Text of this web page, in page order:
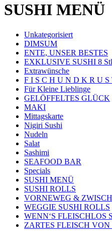
SUSHI MENÜ
Unkategorisiert
DIMSUM
ENTE, UNSER BESTES
EXKLUSIVE SUSHI 8
Extrawünsche
F I S C H U N D K R U S
Für Kleine Lieblinge
GELÖFFELTES GLÜCK
MAKI
Mittagskarte
Nigiri Sushi
Nudeln
Salat
Sashimi
SEAFOOD BAR
Specials
SUSHI MENÜ
SUSHI ROLLS
VORNEWEG &
WEGGIE SUSHI ROLLS
WENN‘S FLEISCHLOS
ZARTES FLEISCH